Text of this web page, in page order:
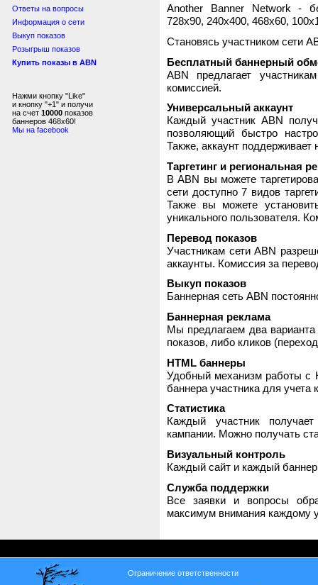
Ответы на вопросы
Информация о сети
Выкуп показов
Розыгрыш показов
Купить показы в ABN
Нажми кнопку "Like"
и кнопку "+1" и получи
на счет 10000 показов
баннеров 468x60!
Мы на facebook
Another Banner Network -
728x90, 240x400, 468x60,
Становясь участником сети
Бесплатный баннерный
ABN предлагает
комиссией.
Универсальный аккаунт
Каждый участник ABN
позволяющий быстро
Также, аккаунт поддерживает
Таргетинг и региональная
В ABN вы можете
сети доступно 7 видов
Также вы можете
уникального пользователя.
Перевод показов
Участникам сети ABN
аккаунты. Комиссия за
Выкуп показов
Баннерная сеть ABN
Баннерная реклама
Мы предлагаем два
показов, либо кликов
HTML баннеры
Удобный механизм работы с
баннера участника для
Статистика
Каждый участник
кампании. Можно получать
Визуальный контроль
Каждый сайт и каждый
Служба поддержки
Все заявки и вопросы
максимум внимания каждому
Ограничение ответственности